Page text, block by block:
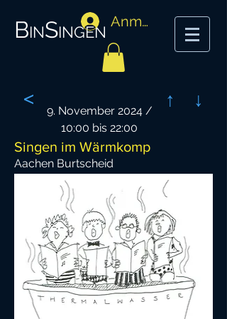
BinSingen Anmelden
<
9. November 2024 /
10:00 bis 22:00
↑ ↓
Singen im Wärmkomp
Aachen Burtscheid